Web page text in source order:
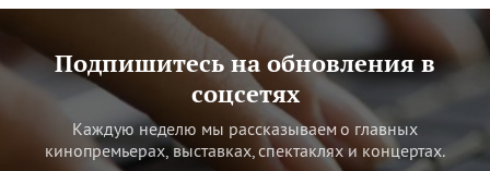
Подпишитесь на обновления в
соцсетях
Каждую неделю мы рассказываем о главных
кинопремьерах, выставках, спектаклях и концертах.